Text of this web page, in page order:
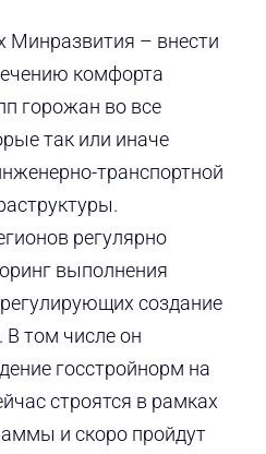
Минразвития – внести
комфорта
горожан во все
так или иначе
транспортной
регулярно
выполнения
создание
В том числе он
госстройнорм на
строятся в рамках
и скоро пройдут